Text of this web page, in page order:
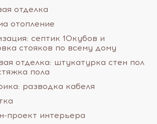
отделка
отопление
септик 10кубов и
стояков по всему дому
отделка: штукатурка стен пол
пола
разводка кабеля
проект интерьера